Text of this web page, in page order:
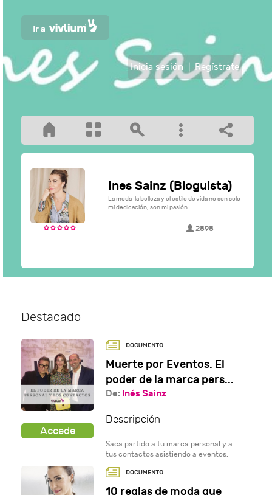
Inicia sesión Regístrate
Ines Sainz (Bloguista)
La moda, la belleza y el estilo de vida no son solo
mi dedicación, son mi pasión
2898
Destacado
Muerte por Eventos. El
poder de la marca pers...
De: Inés Sainz
Descripción
Saca partido a tu marca personal y a
tus contactos asistiendo a eventos.
10 reglas de moda que